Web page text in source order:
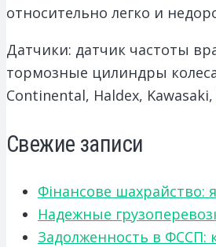
относительно легко и
Датчики: датчик частоты
тормозные цилиндры
Continental, Haldex,
Свежие записи
Фінансове шахрайство:
Надежные
Задолженность в ФССП: